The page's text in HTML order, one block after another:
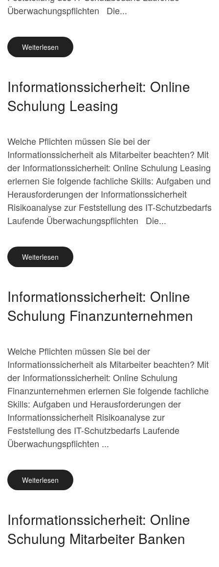
Überwachungspflichten Die...
Weiterlesen
Informationssicherheit: Online
Schulung Leasing
Welche Pflichten müssen Sie bei der
Informationssicherheit als Mitarbeiter beachten? Mit
der Informationssicherheit: Online Schulung Leasing
erlernen Sie folgende fachliche Skills: Aufgaben und
Herausforderungen der Informationssicherheit
Risikoanalyse zur Feststellung des IT-Schutzbedarfs
Laufende Überwachungspflichten Die...
Weiterlesen
Informationssicherheit: Online
Schulung Finanzunternehmen
Welche Pflichten müssen Sie bei der
Informationssicherheit als Mitarbeiter beachten? Mit
der Informationssicherheit: Online Schulung
Finanzunternehmen erlernen Sie folgende fachliche
Skills: Aufgaben und Herausforderungen der
Informationssicherheit Risikoanalyse zur
Feststellung des IT-Schutzbedarfs Laufende
Überwachungspflichten ...
Weiterlesen
Informationssicherheit: Online
Schulung Mitarbeiter Banken